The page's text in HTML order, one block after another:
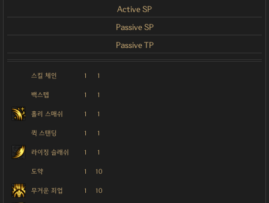
Active SP
Passive SP
Passive TP
스킬 체인 1 1
백스텝 1 1
홀리 스매쉬 1 1
퀵 스탠딩 1 1
라이징 슬래쉬 1 1
도약 1 10
무거운 죄업 1 10